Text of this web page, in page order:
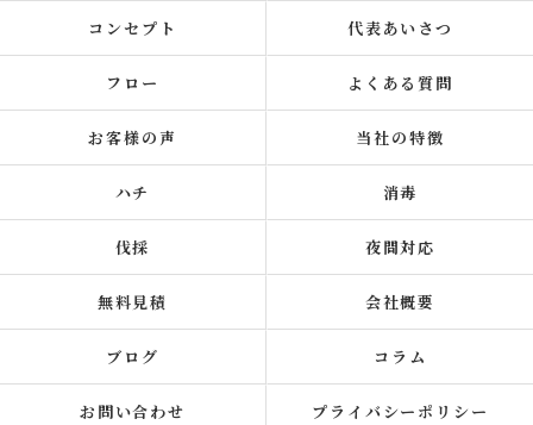
コンセプト 代表あいさつ
フロー よくある質問
お客様の声 当社の特徴
ハチ 消毒
伐採 夜間対応
無料見積 会社概要
ブログ コラム
お問い合わせ プライバシーポリシー